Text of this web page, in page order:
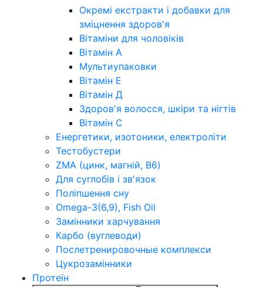
Окремі екстракти і добавки для
зміцнення здоров'я
Вітаміни для чоловіків
Вітамін А
Мультиупаковки
Вітамін Е
Вітамін Д
Здоров'я волосся, шкіри та нігтів
Вітамін С
Енергетики, изотоники, електроліти
Тестобустери
ZMA (цинк, магній, В6)
Для суглобів і зв'язок
Поліпшення сну
Omega-3(6,9), Fish Oil
Замінники харчування
Карбо (вуглеводи)
Послетренировочные комплекси
Цукрозамінники
Протеїн